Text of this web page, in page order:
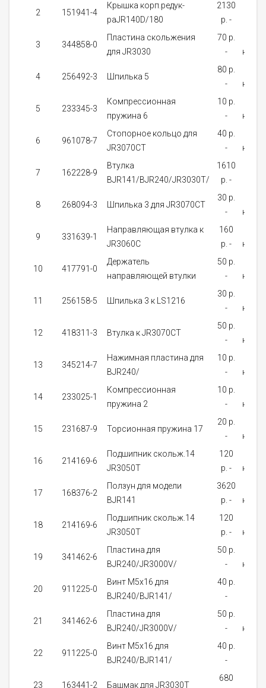
2 151941-4
Крышка корп.редук-
раJR140D/180
2130
p. -
3 344858-0
Пластина скольжения
для JR3030
70 p.
-
4 256492-3 Шпилька 5
80 p.
-
5 233345-3
Компрессионная
пружина 6
10 p.
-
6 961078-7
Стопорное кольцо для
JR3070CT
40 p.
-
7 162228-9
Втулка
BJR141/BJR240/JR3030T/
1610
p. -
8 268094-3 Шпилька 3 для JR3070CT
30 p.
-
9 331639-1
Направляющая втулка к
JR3060C
160
p. -
10 417791-0
Держатель
направляющей втулки
50 p.
-
11 256158-5 Шпилька 3 к LS1216
30 p.
-
12 418311-3 Втулка к JR3070CT
50 p.
-
13 345214-7
Нажимная пластина для
BJR240/
10 p.
-
14 233025-1
Компрессионная
пружина 2
10 p.
-
15 231687-9 Торсионная пружина 17
20 p.
-
16 214169-6
Подшипник скольж.14
JR3050T
120
p. -
17 168376-2
Ползун для модели
BJR141
3620
p. -
18 214169-6
Подшипник скольж.14
JR3050T
120
p. -
19 341462-6
Пластина для
BJR240/JR3000V/
50 p.
-
20 911225-0
Винт M5x16 для
BJR240/BJR141/
40 p.
-
21 341462-6
Пластина для
BJR240/JR3000V/
50 p.
-
22 911225-0
Винт M5x16 для
BJR240/BJR141/
40 p.
-
23 163441-2 Башмак для JR3030T
680